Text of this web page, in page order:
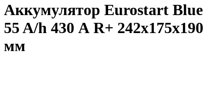
Аккумулятор Eurostart Blue
55 A/h 430 А R+ 242x175x190
мм